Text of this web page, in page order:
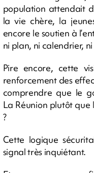
population attendait
la vie chère, la
encore le soutien à
ni plan, ni calendrier,
Pire encore, cette
renforcement des
comprendre que le
La Réunion plutôt que
?
Cette logique
signal très inquiétant.